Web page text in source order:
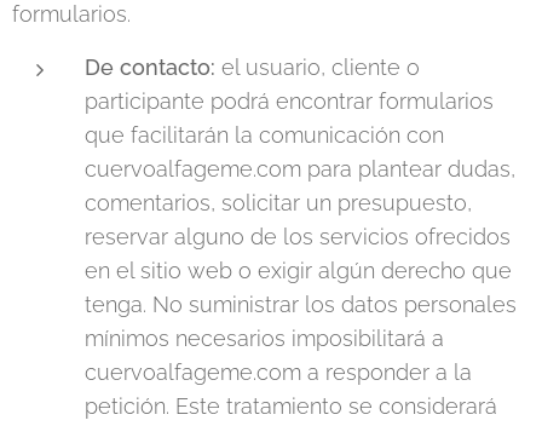
formularios.
De contacto: el usuario, cliente o
participante podrá encontrar formularios
que facilitarán la comunicación con
cuervoalfageme.com para plantear dudas,
comentarios, solicitar un presupuesto,
reservar alguno de los servicios ofrecidos
en el sitio web o exigir algún derecho que
tenga. No suministrar los datos personales
mínimos necesarios imposibilitará a
cuervoalfageme.com a responder a la
petición. Este tratamiento se considerará